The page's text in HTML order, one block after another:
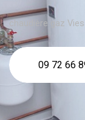
chaudière gaz
09 72 66